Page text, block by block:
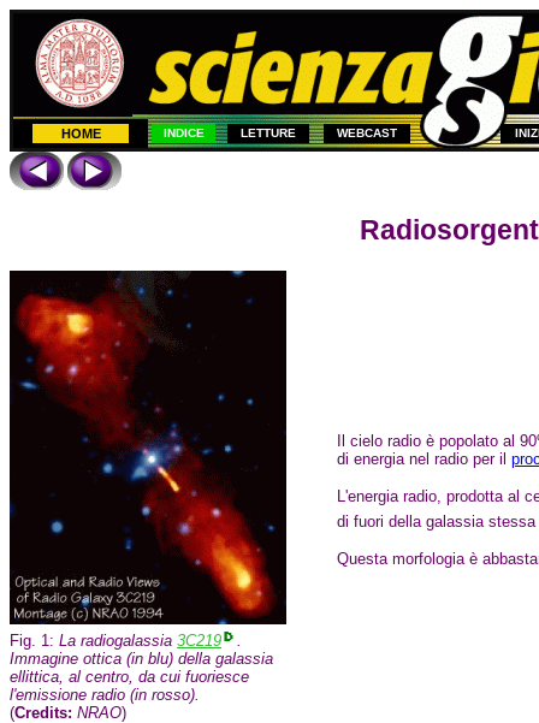
HOME INDICE LETTURE WEBCAST
Fig. 1: La radiogalassia 3C219
Immagine ottica (in blu) della galassia
ellittica, al centro, da cui fuoriesce
l'emissione radio (in rosso).
(Credits: NRAO)
Il cielo radio è popolato al
di energia nel radio per il
L'energia radio, prodotta al
di fuori della galassia
Questa morfologia è